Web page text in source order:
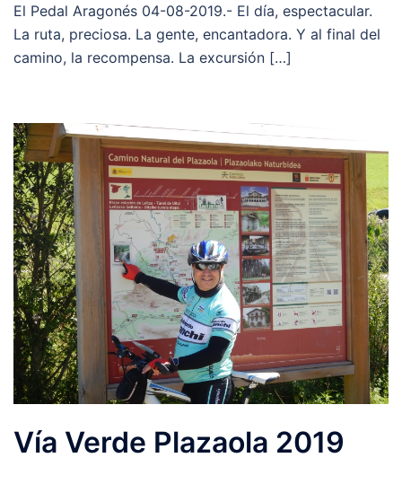
El Pedal Aragonés 04-08-2019.- El día, espectacular.
La ruta, preciosa. La gente, encantadora. Y al final del
camino, la recompensa. La excursión […]
Vía Verde Plazaola 2019